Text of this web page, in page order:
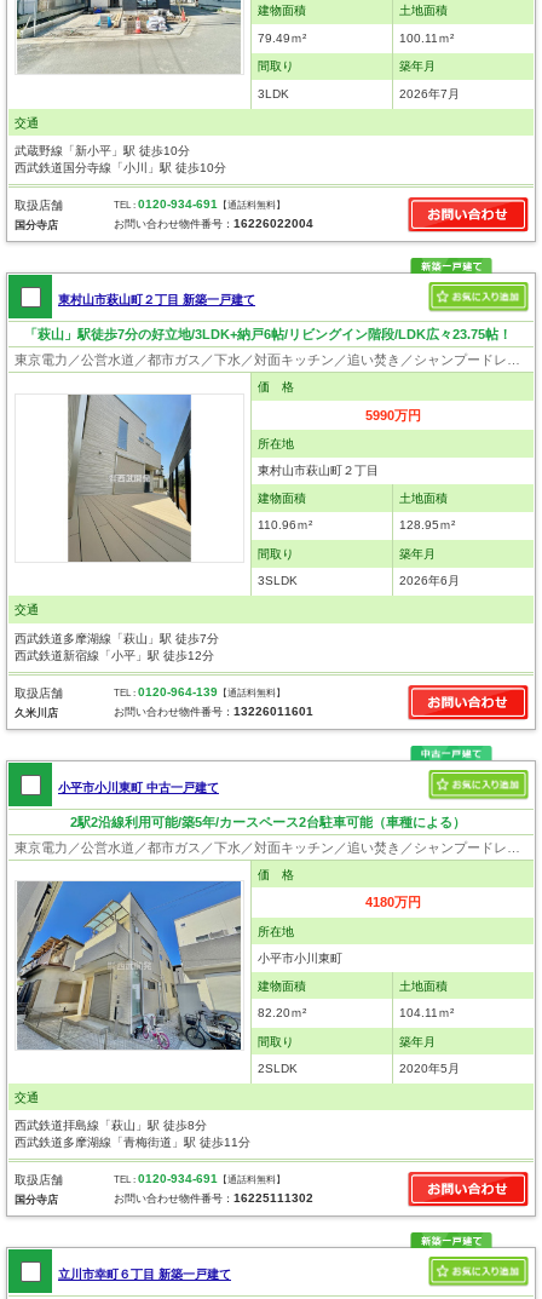
建物面積
79.49ｍ²
土地面積
100.11ｍ²
間取り
3LDK
築年月
2026年7月
交通
武蔵野線「新小平」駅 徒歩10分
西武鉄道国分寺線「小川」駅 徒歩10分
取扱店舗
国分寺店
TEL :0120-934-691 【通話料無料】
お問い合わせ物件番号：16226022004
東村山市萩山町２丁目 新築一戸建て
「萩山」駅徒歩7分の好立地/3LDK+納戸6帖/リビングイン階段/LDK広々23.75帖！
価 格
5990万円
所在地
東村山市萩山町２丁目
建物面積
110.96ｍ²
土地面積
128.95ｍ²
間取り
3SLDK
築年月
2026年6月
交通
西武鉄道多摩湖線「萩山」駅 徒歩7分
西武鉄道新宿線「小平」駅 徒歩12分
取扱店舗
久米川店
TEL :0120-964-139 【通話料無料】
お問い合わせ物件番号：13226011601
小平市小川東町 中古一戸建て
2駅2沿線利用可能/築5年/カースペース2台駐車可能（車種による）
価 格
4180万円
所在地
小平市小川東町
建物面積
82.20ｍ²
土地面積
104.11ｍ²
間取り
2SLDK
築年月
2020年5月
交通
西武鉄道拝島線「萩山」駅 徒歩8分
西武鉄道多摩湖線「青梅街道」駅 徒歩11分
取扱店舗
国分寺店
TEL :0120-934-691 【通話料無料】
お問い合わせ物件番号：16225111302
立川市幸町６丁目 新築一戸建て